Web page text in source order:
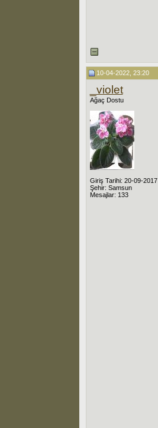
10-04-2022, 23:20
_violet
Ağaç Dostu
Giriş Tarihi: 20-09-2017
Şehir: Samsun
Mesajlar: 133